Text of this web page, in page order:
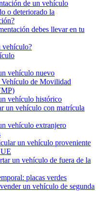
de un vehículo
o deteriorado la
debes llevar en tu
vehículo?
vehículo nuevo
de Movilidad
vehículo histórico
un vehículo con matrícula
vehículo extranjero
un vehículo proveniente
un vehículo de fuera de la
placas verdes
un vehículo de segunda